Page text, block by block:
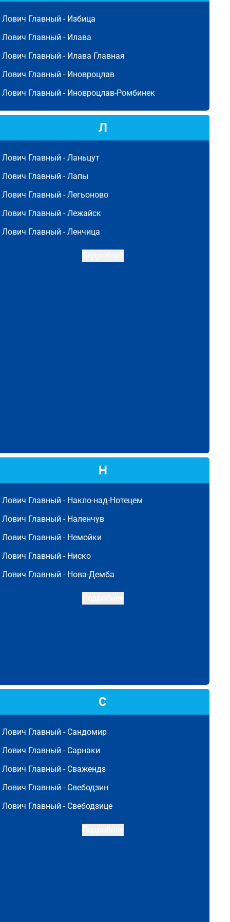
Лович Главный - Избица
Лович Главный - Илава
Лович Главный - Илава Главная
Лович Главный - Иновроцлав
Лович Главный - Иновроцлав-Ромбинек
Л
Лович Главный -Ланьцут
Лович Главный -Лапы
Лович Главный -Легьоново
Лович Главный -Лежайск
Лович Главный -Ленчица
Н
Лович Главный - Накло-над-Нотецем
Лович Главный - Наленчув
Лович Главный - Немойки
Лович Главный - Ниско
Лович Главный - Нова-Демба
С
Лович Главный - Сандомир
Лович Главный - Сарнаки
Лович Главный - Сважендз
Лович Главный - Свебодзин
Лович Главный - Свебодзице